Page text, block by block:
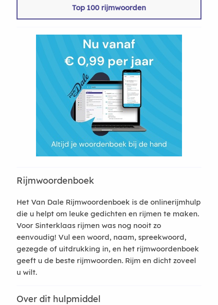
Top 100 rijmwoorden
Rijmwoordenboek
Het Van Dale Rijmwoordenboek is de onlinerijmhulp
die u helpt om leuke gedichten en rijmen te maken.
Voor Sinterklaas rijmen was nog nooit zo
eenvoudig! Vul een woord, naam, spreekwoord,
gezegde of uitdrukking in, en het rijmwoordenboek
geeft u de beste rijmwoorden. Rijm en dicht zoveel
u wilt.
Over dit hulpmiddel